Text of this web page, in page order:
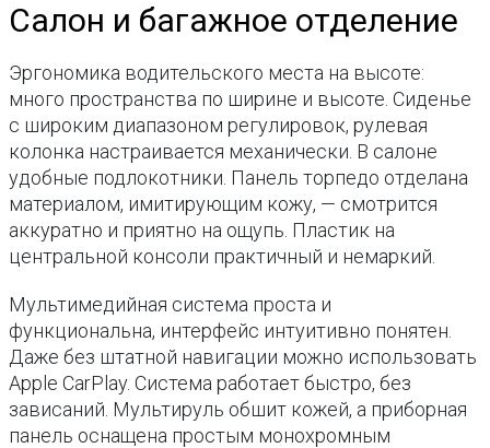
Салон и багажное отделение
Эргономика водительского места на высоте:
много пространства по ширине и высоте. Сиденье
с широким диапазоном регулировок, рулевая
колонка настраивается механически. В салоне
удобные подлокотники. Панель торпедо отделана
материалом, имитирующим кожу, — смотрится
аккуратно и приятно на ощупь. Пластик на
центральной консоли практичный и немаркий.
Мультимедийная система проста и
функциональна, интерфейс интуитивно понятен.
Даже без штатной навигации можно использовать
Apple CarPlay. Система работает быстро, без
зависаний. Мультируль обшит кожей, а приборная
панель оснащена простым монохромным